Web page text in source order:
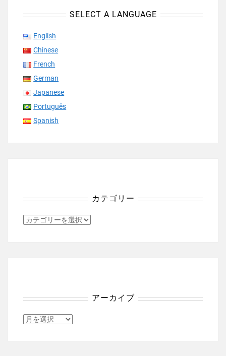
SELECT A LANGUAGE
English
Chinese
French
German
Japanese
Português
Spanish
カテゴリー
カ
アーカイブ
ア